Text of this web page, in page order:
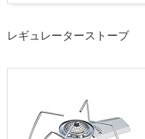
レギュレーターストーブ